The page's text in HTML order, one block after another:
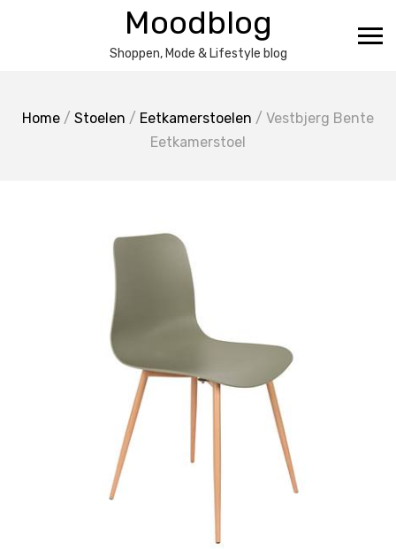
Moodblog
Shoppen, Mode & Lifestyle blog
Home / Stoelen / Eetkamerstoelen / Vestbjerg Bente
Eetkamerstoel